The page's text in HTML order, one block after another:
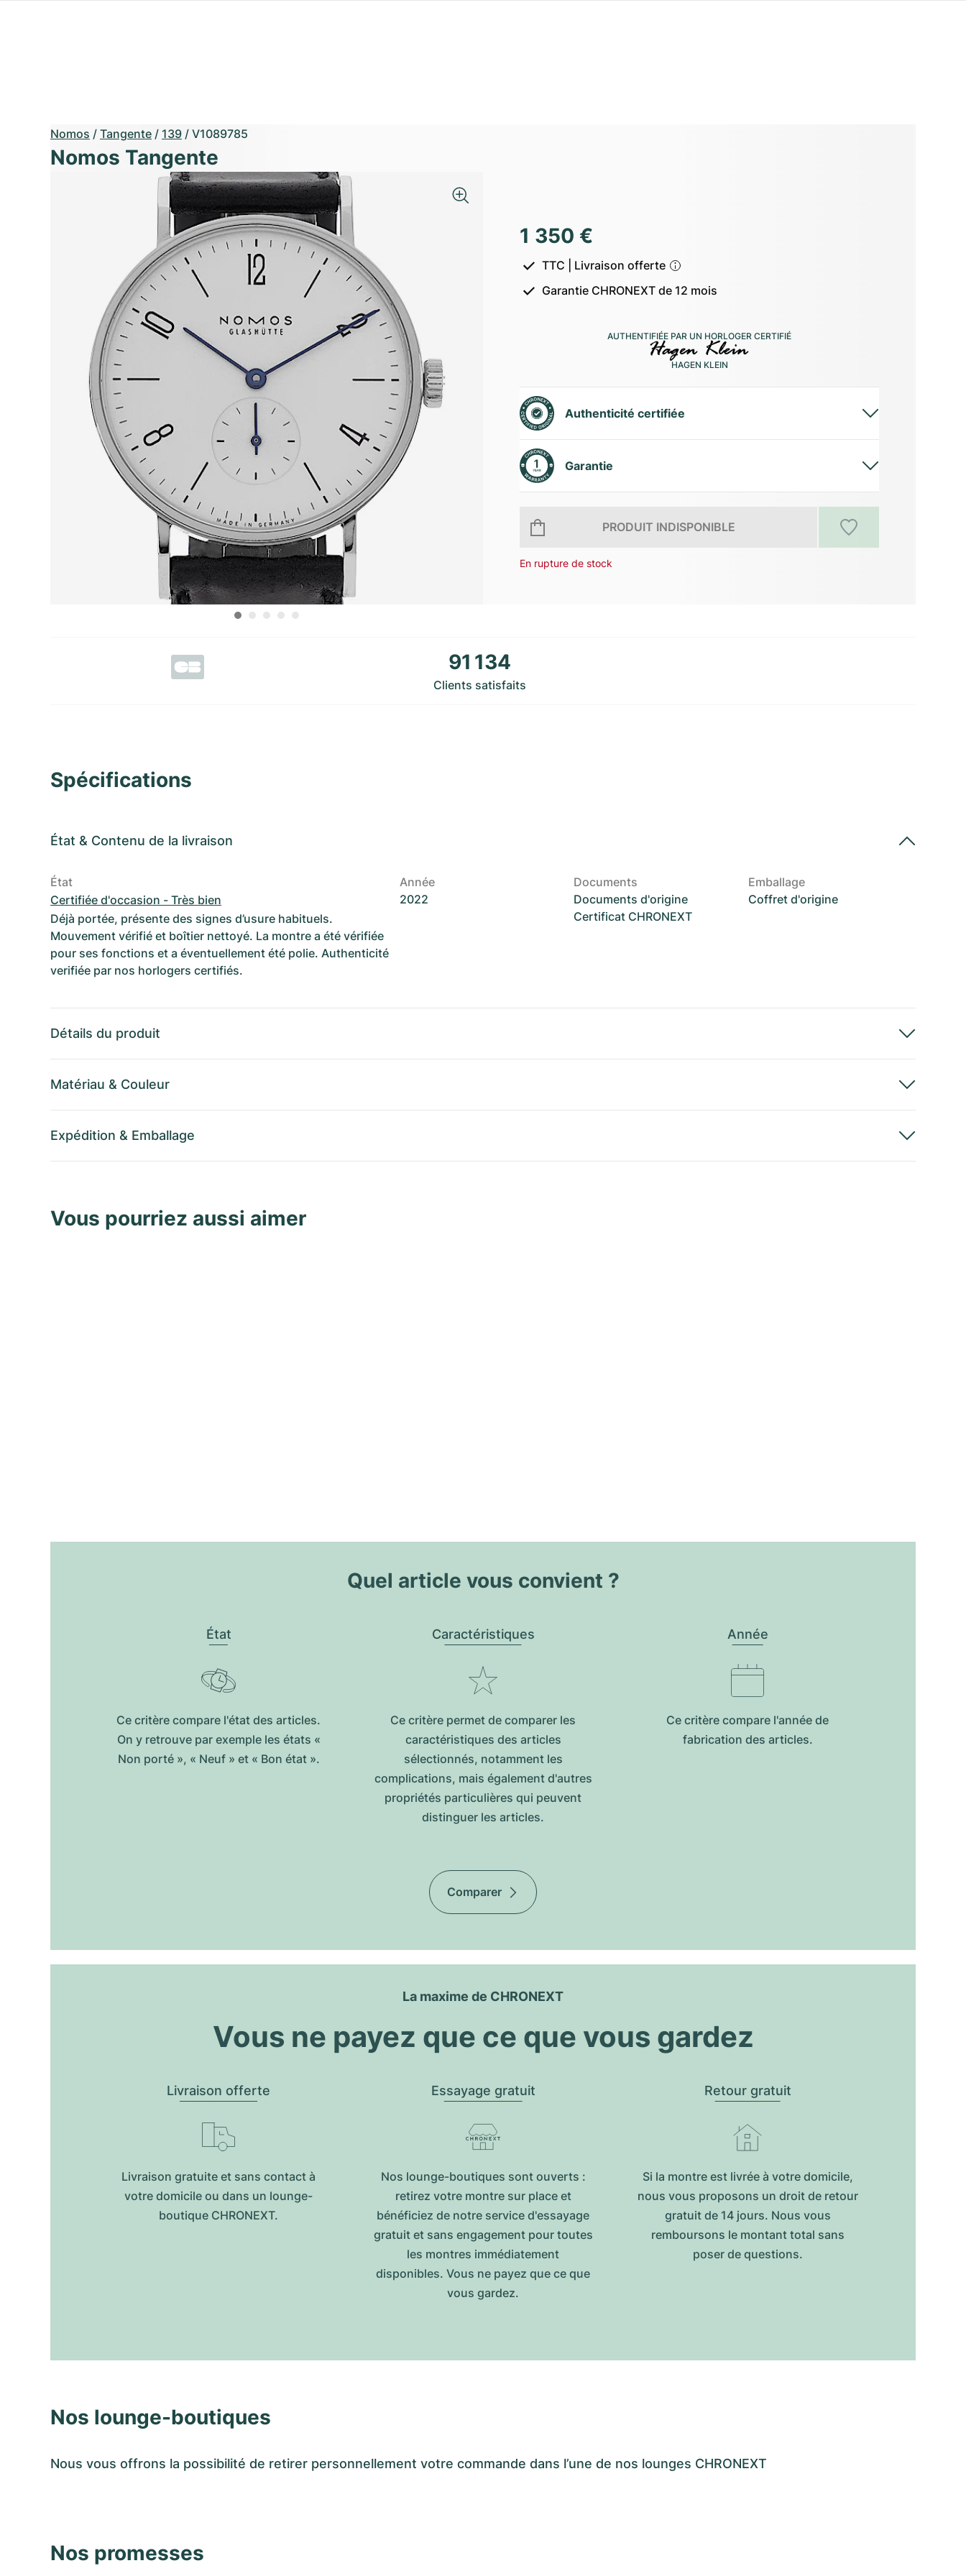
Nomos / Tangente / 139 / V1089785
Nomos Tangente
1 350 €
TTC | Livraison offerte
Garantie CHRONEXT de 12 mois
AUTHENTIFIÉE PAR UN HORLOGER CERTIFIÉ
HAGEN KLEIN
Authenticité certifiée
Garantie
PRODUIT INDISPONIBLE
En rupture de stock
91 134
Clients satisfaits
Spécifications
État & Contenu de la livraison
État
Certifiée d'occasion - Très bien
Déjà portée, présente des signes d’usure habituels.
Mouvement vérifié et boîtier nettoyé. La montre a été vérifiée
pour ses fonctions et a éventuellement été polie. Authenticité
verifiée par nos horlogers certifiés.
Année
2022
Documents
Documents d'origine
Certificat CHRONEXT
Emballage
Coffret d'origine
Détails du produit
Matériau & Couleur
Expédition & Emballage
Vous pourriez aussi aimer
Quel article vous convient ?
État
Ce critère compare l'état des articles.
On y retrouve par exemple les états «
Non porté », « Neuf » et « Bon état ».
Caractéristiques
Ce critère permet de comparer les
caractéristiques des articles
sélectionnés, notamment les
complications, mais également d'autres
propriétés particulières qui peuvent
distinguer les articles.
Année
Ce critère compare l'année de
fabrication des articles.
Comparer
La maxime de CHRONEXT
Vous ne payez que ce que vous gardez
Livraison offerte
Livraison gratuite et sans contact à
votre domicile ou dans un lounge-
boutique CHRONEXT.
Essayage gratuit
Nos lounge-boutiques sont ouverts :
retirez votre montre sur place et
bénéficiez de notre service d'essayage
gratuit et sans engagement pour toutes
les montres immédiatement
disponibles. Vous ne payez que ce que
vous gardez.
Retour gratuit
Si la montre est livrée à votre domicile,
nous vous proposons un droit de retour
gratuit de 14 jours. Nous vous
remboursons le montant total sans
poser de questions.
Nos lounge-boutiques
Nous vous offrons la possibilité de retirer personnellement votre commande dans l’une de nos lounges CHRONEXT
Nos promesses